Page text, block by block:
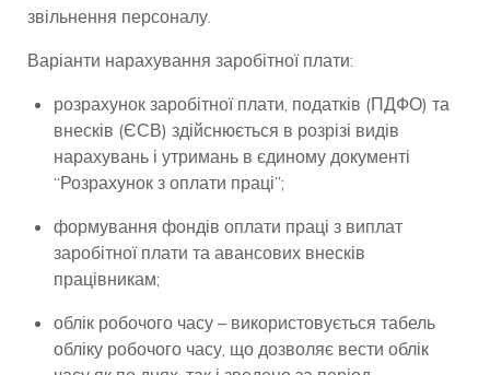
звільнення персоналу.
Варіанти нарахування заробітної плати:
розрахунок заробітної плати, податків (ПДФО) та
внесків (ЄСВ) здійснюється в розрізі видів
нарахувань і утримань в єдиному документі
“Розрахунок з оплати праці”;
формування фондів оплати праці з виплат
заробітної плати та авансових внесків
працівникам;
облік робочого часу – використовується табель
обліку робочого часу, що дозволяє вести облік